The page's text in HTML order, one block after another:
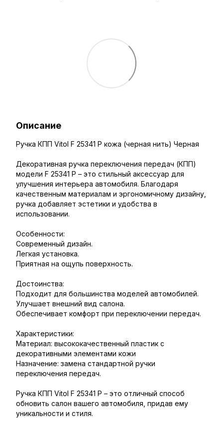
Описание
Ручка КПП Vitol F 25341 P кожа (черная нить) Черная
Декоративная ручка переключения передач (КПП)
модели F 25341 P – это стильный аксессуар для
улучшения интерьера автомобиля. Благодаря
качественным материалам и эргономичному дизайну,
ручка добавляет эстетики и удобства в
использовании.
Особенности:
Современный дизайн.
Легкая установка.
Приятная на ощупь поверхность.
Достоинства:
Подходит для большинства моделей автомобилей.
Улучшает внешний вид салона.
Обеспечивает комфорт при переключении передач.
Характеристики:
Материал: высококачественный пластик с
декоративными элементами кожи
Назначение: замена стандартной ручки
переключения передач.
Ручка КПП Vitol F 25341 P – это отличный способ
обновить салон вашего автомобиля, придав ему
уникальности и стиля.